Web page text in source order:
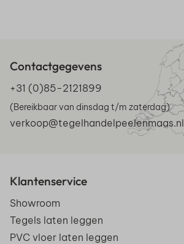
Contactgegevens
+31 (0)85-2121899
(Bereikbaar van dinsdag t/m zaterdag)
verkoop@tegelhandelpeelenmaas.nl
Klantenservice
Showroom
Tegels laten leggen
PVC vloer laten leggen